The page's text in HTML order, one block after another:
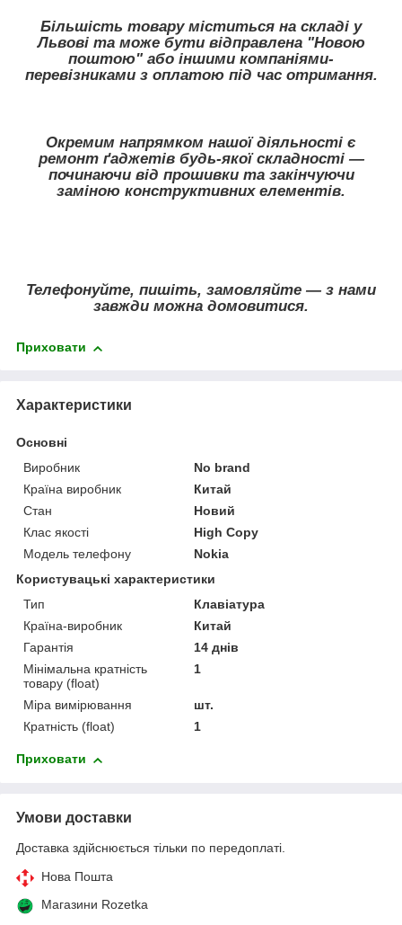
Більшість товару міститься на складі у
Львові та може бути відправлена "Новою
поштою" або іншими компаніями-
перевізниками з оплатою під час отримання.
Окремим напрямком нашої діяльності є
ремонт ґаджетів будь-якої складності —
починаючи від прошивки та закінчуючи
заміною конструктивних елементів.
Телефонуйте, пишіть, замовляйте — з нами
завжди можна домовитися.
Приховати
Характеристики
Основні
Виробник
No brand
Країна виробник
Китай
Стан
Новий
Клас якості
High Copy
Модель телефону
Nokia
Користувацькі характеристики
Тип
Клавіатура
Країна-виробник
Китай
Гарантія
14 днів
Мінімальна кратність
товару (float)
1
Міра вимірювання
шт.
Кратність (float)
1
Приховати
Умови доставки
Доставка здійснюється тільки по передоплаті.
Нова Пошта
Магазини Rozetka